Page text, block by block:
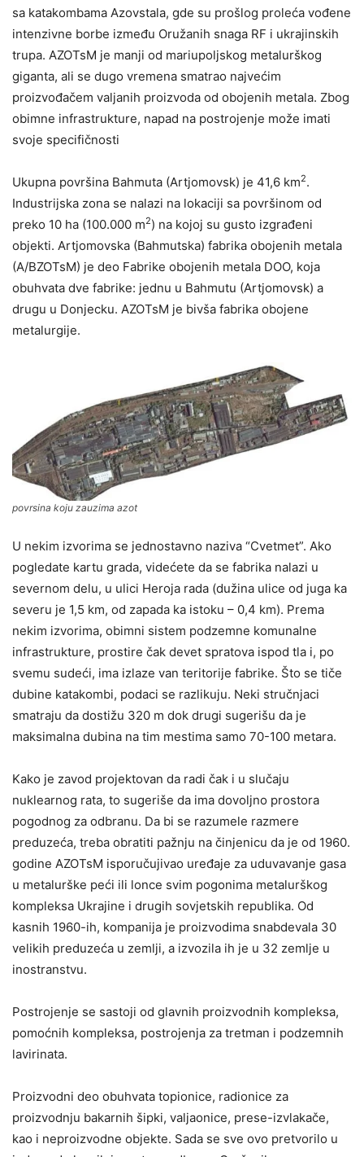
sa katakombama Azovstala, gde su prošlog proleća vođene
intenzivne borbe između Oružanih snaga RF i ukrajinskih
trupa. AZOTsM je manji od mariupoljskog metalurškog
giganta, ali se dugo vremena smatrao najvećim
proizvođačem valjanih proizvoda od obojenih metala. Zbog
obimne infrastrukture, napad na postrojenje može imati
svoje specifičnosti
Ukupna površina Bahmuta (Artjomovsk) je 41,6 km2.
Industrijska zona se nalazi na lokaciji sa površinom od
preko 10 ha (100.000 m2) na kojoj su gusto izgrađeni
objekti. Artjomovska (Bahmutska) fabrika obojenih metala
(A/BZOTsM) je deo Fabrike obojenih metala DOO, koja
obuhvata dve fabrike: jednu u Bahmutu (Artjomovsk) a
drugu u Donjecku. AZOTsM je bivša fabrika obojene
metalurgije.
povrsina koju zauzima azot
U nekim izvorima se jednostavno naziva “Cvetmet”. Ako
pogledate kartu grada, videćete da se fabrika nalazi u
severnom delu, u ulici Heroja rada (dužina ulice od juga ka
severu je 1,5 km, od zapada ka istoku – 0,4 km). Prema
nekim izvorima, obimni sistem podzemne komunalne
infrastrukture, prostire čak devet spratova ispod tla i, po
svemu sudeći, ima izlaze van teritorije fabrike. Što se tiče
dubine katakombi, podaci se razlikuju. Neki stručnjaci
smatraju da dostižu 320 m dok drugi sugerišu da je
maksimalna dubina na tim mestima samo 70-100 metara.
Kako je zavod projektovan da radi čak i u slučaju
nuklearnog rata, to sugeriše da ima dovoljno prostora
pogodnog za odbranu. Da bi se razumele razmere
preduzeća, treba obratiti pažnju na činjenicu da je od 1960.
godine AZOTsM isporučujivao uređaje za uduvavanje gasa
u metalurške peći ili lonce svim pogonima metalurškog
kompleksa Ukrajine i drugih sovjetskih republika. Od
kasnih 1960-ih, kompanija je proizvodima snabdevala 30
velikih preduzeća u zemlji, a izvozila ih je u 32 zemlje u
inostranstvu.
Postrojenje se sastoji od glavnih proizvodnih kompleksa,
pomoćnih kompleksa, postrojenja za tretman i podzemnih
lavirinata.
Proizvodni deo obuhvata topionice, radionice za
proizvodnju bakarnih šipki, valjaonice, prese-izvlakače,
kao i neproizvodne objekte. Sada se sve ovo pretvorilo u